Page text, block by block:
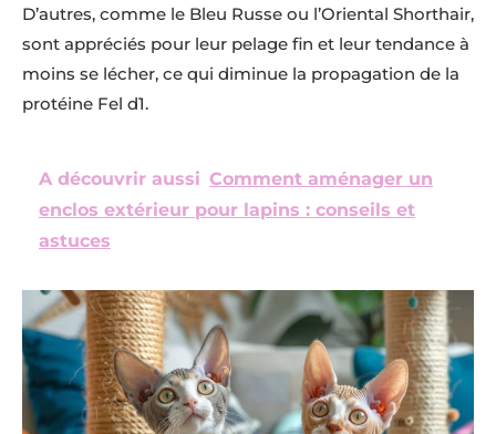
D’autres, comme le Bleu Russe ou l’Oriental Shorthair,
sont appréciés pour leur pelage fin et leur tendance à
moins se lécher, ce qui diminue la propagation de la
protéine Fel d1.
A découvrir aussi Comment aménager un
enclos extérieur pour lapins : conseils et
astuces